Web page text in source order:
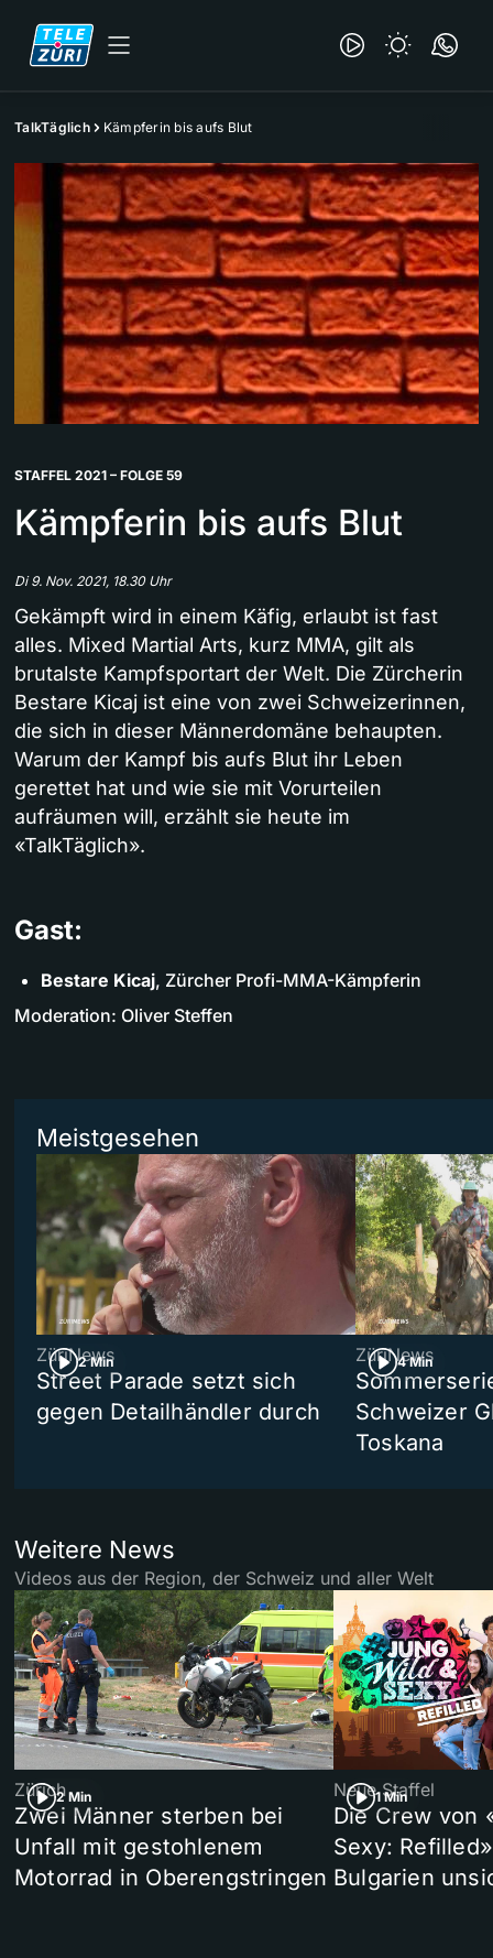
TalkTäglich Kämpferin bis aufs Blut
STAFFEL 2021 – FOLGE 59
Kämpferin bis aufs Blut
Di 9. Nov. 2021, 18.30 Uhr
Gekämpft wird in einem Käfig, erlaubt ist fast
alles. Mixed Martial Arts, kurz MMA, gilt als
brutalste Kampfsportart der Welt. Die Zürcherin
Bestare Kicaj ist eine von zwei Schweizerinnen,
die sich in dieser Männerdomäne behaupten.
Warum der Kampf bis aufs Blut ihr Leben
gerettet hat und wie sie mit Vorurteilen
aufräumen will, erzählt sie heute im
«TalkTäglich».
Gast:
Bestare Kicaj, Zürcher Profi-MMA-Kämpferin
Moderation: Oliver Steffen
Meistgesehen
2 Min
ZüriNews
Street Parade setzt sich
gegen Detailhändler durch
4 Min
ZüriNews
Schweizer
Toskana
Weitere News
Videos aus der Region, der Schweiz und aller Welt
2 Min
Zürich
Zwei Männer sterben bei
Unfall mit gestohlenem
Motorrad in Oberengstringen
1 Min
Neue Staffel
Die Crew von
Sexy:
Bulgarien